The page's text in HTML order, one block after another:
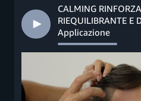
CALMING
RIEQUILIBRANTE E
Applicazione